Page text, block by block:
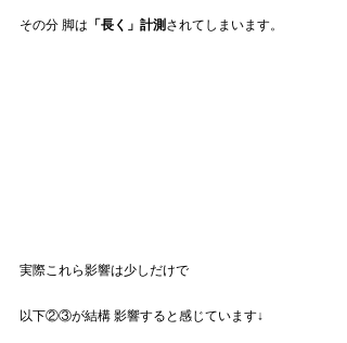
その分 脚は 「長く」計測 されてしまいます。
実際これら影響は少しだけで
以下②③が結構 影響すると感じています↓